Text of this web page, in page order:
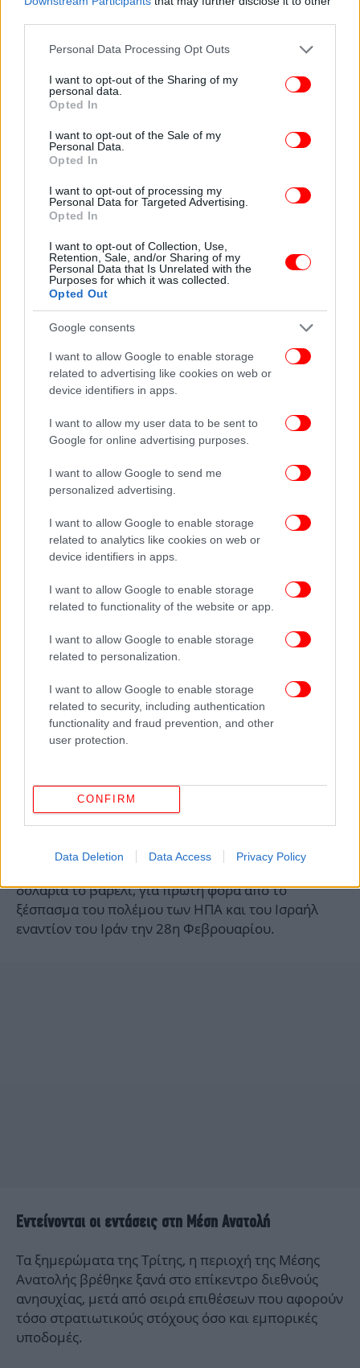
Please note that this website/app uses one or more Google
not limited to your visit or usage behaviour. You may click to
grant or deny consent to Google and its third-party tags to
use your data for below specified purposes in below Google
consent section.
Personal Data Processing Opt Outs
I want to opt-out of the Sharing of my
personal data.
Opted In
I want to opt-out of the Sale of my
Personal Data.
Opted In
I want to opt-out of processing my
Personal Data for Targeted Advertising.
Opted In
I want to opt-out of Collection, Use,
Retention, Sale, and/or Sharing of my
Personal Data that Is Unrelated with the
Purposes for which it was collected.
Opted Out
Google consents
I want to allow Google to enable storage
related to advertising like cookies on web or
device identifiers in apps.
I want to allow my user data to be sent to
Google for online advertising purposes.
I want to allow Google to send me
personalized advertising.
I want to allow Google to enable storage
related to analytics like cookies on web or
device identifiers in apps.
I want to allow Google to enable storage
related to functionality of the website or app.
I want to allow Google to enable storage
related to personalization.
I want to allow Google to enable storage
related to security, including authentication
functionality and fraud prevention, and other
user protection.
CONFIRM
Data Deletion Data Access Privacy Policy
Από την πλευρά της, η ιρανική κρατική τηλεόραση
και ραδιοφωνία IRIB επιβεβαίωσε την εκτόξευση
πυραύλων εναντίον του Ισραήλ. Δεν έχουν μέχρι
Επιπτώσεις στις διεθνείς αγορές -Ανεβαίνουν οι τιμές
του πετρελαίου
Η ένταση στην περιοχή έχει ήδη προκαλέσει
σημαντικές επιπτώσεις στις διεθνείς αγορές
κίνδυνο ατυχήματος ή απρόβλεπτης κλιμάκωσης.
Οι διεθνείς παρατηρητές προειδοποιούν ότι η
κατάσταση παραμένει πολύ ρευστή, με στρατηγικές
επιλογές που μπορούν να αλλάξουν την ισορροπία
σε λίγες ώρες.
Οι τιμές του πετρελαίου ανέβαιναν τις πρώτες
πρωινές ώρες, μετά την αποδοθείσα στο Ιράν
επίθεση εναντίον δεξαμενόπλοιου υπό σημαία
Κουβέιτ σε λιμάνι στο Ντουμπάι, που προκάλεσε
σύμφωνα με το επίσημο πρακτορείο ειδήσεων του
εμιράτου KUNA.
Η τιμή του βαρελιού του Μπρεντ Βόρειας
δολάρια περί τις 03:40 (ώρα Ελλάδας), ενώ αυτή του
West Texas Intermediate, αμερικανικής ποικιλίας
αναφοράς, κατά 2,96%, στα 105,93 δολάρια.
δολάρια το βαρέλι, για πρώτη φορά από το
ξέσπασμα του πολέμου των ΗΠΑ και του Ισραήλ
εναντίον του Ιράν την 28η Φεβρουαρίου.
Εντείνονται οι εντάσεις στη Μέση Ανατολή
Τα ξημερώματα της Τρίτης, η περιοχή της Μέσης
Ανατολής βρέθηκε ξανά στο επίκεντρο διεθνούς
ανησυχίας, μετά από σειρά επιθέσεων που αφορούν
τόσο στρατιωτικούς στόχους όσο και εμπορικές
υποδομές.